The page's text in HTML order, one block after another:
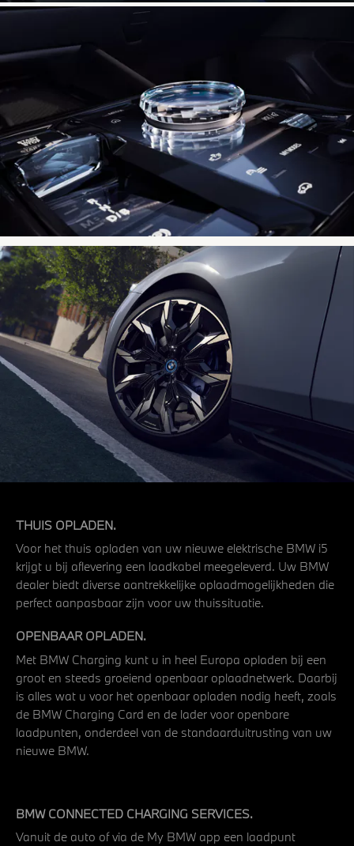
THUIS OPLADEN.
Voor het thuis opladen van uw nieuwe elektrische BMW i5
krijgt u bij aflevering een laadkabel meegeleverd. Uw BMW
dealer biedt diverse aantrekkelijke oplaadmogelijkheden die
perfect aanpasbaar zijn voor uw thuissituatie.
OPENBAAR OPLADEN.
Met BMW Charging kunt u in heel Europa opladen bij een
groot en steeds groeiend openbaar oplaadnetwerk. Daarbij
is alles wat u voor het openbaar opladen nodig heeft, zoals
de BMW Charging Card en de lader voor openbare
laadpunten, onderdeel van de standaarduitrusting van uw
nieuwe BMW.
BMW CONNECTED CHARGING SERVICES.
Vanuit de auto of via de My BMW app een laadpunt